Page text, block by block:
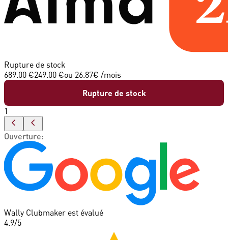
Rupture de stock
689.00 €249.00 €ou 26.87€ /mois
Rupture de stock
1
Ouverture:
Wally Clubmaker est évalué
4.9/5